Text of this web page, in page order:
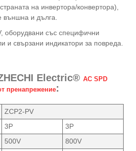
на инвертора/конвертора),
външна и дълга.
оборудвани със специфични
и свързани индикатори за повреда.
Electric® AC SPD
пренапрежение:
ZCP2-PV
3P
3P
500V
800V